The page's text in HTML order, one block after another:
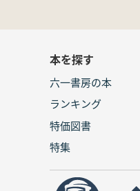
本を探す
六一書房の本
ランキング
特価図書
特集